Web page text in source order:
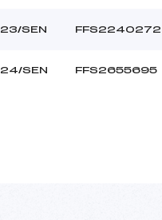
23/SEN FFS2240272
24/SEN FFS2655695